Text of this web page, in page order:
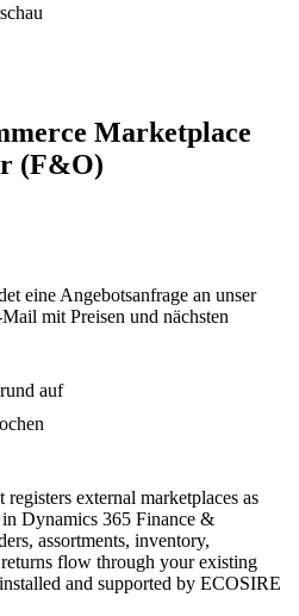
Marketplace
(F&O)
eine Angebotsanfrage an unser
mit Preisen und nächsten
auf
external marketplaces as
Dynamics 365 Finance &
assortments, inventory,
flow through your existing
and supported by ECOSIRE